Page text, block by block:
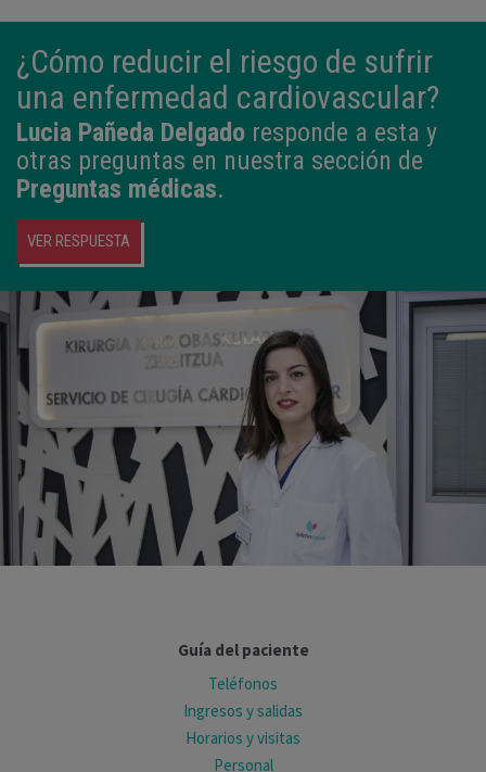
¿Cómo reducir el riesgo de sufrir
una enfermedad cardiovascular?
Lucia Pañeda Delgado responde a esta y
otras preguntas en nuestra sección de
Preguntas médicas.
VER RESPUESTA
Guía del paciente
Teléfonos
Ingresos y salidas
Horarios y visitas
Personal